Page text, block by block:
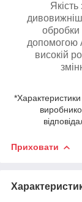
допомогою
високій
Приховати